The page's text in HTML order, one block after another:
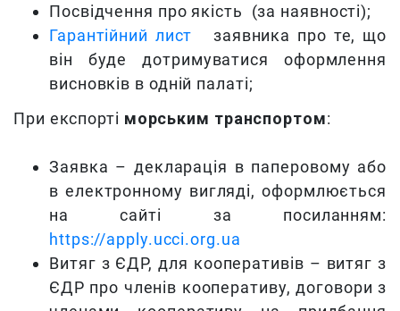
Посвідчення про якість (за наявності);
Гарантійний лист
заявника про те, що
він буде дотримуватися оформлення
висновків в одній палаті;
При експорті морським транспортом:
Заявка – декларація в паперовому або
в електронному вигляді, оформлюється
на сайті за посиланням:
https://apply.ucci.org.ua
Витяг з ЄДР, для кооперативів – витяг з
ЄДР про членів кооперативу, договори з